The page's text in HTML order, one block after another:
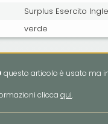
Surplus Esercito
verde
questo articolo è usato ma
cliccaqui.